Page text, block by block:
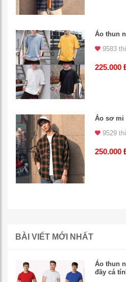
Áo thun
9583
225.000
Áo sơ mi
9529
250.000
BÀI VIẾT MỚI NHẤT
Áo thun
đầy cá